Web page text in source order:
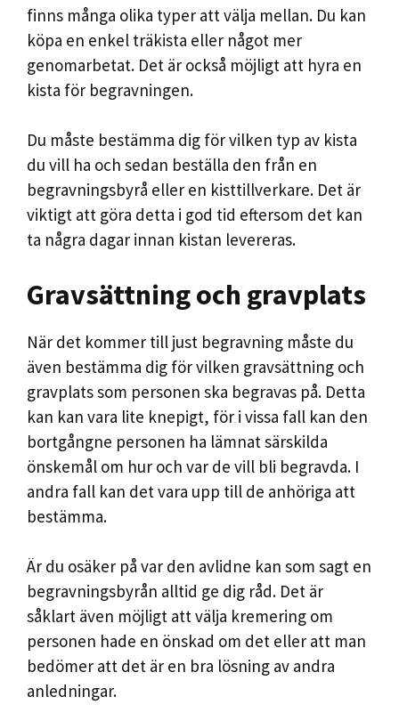
finns många olika typer att välja mellan. Du kan
köpa en enkel träkista eller något mer
genomarbetat. Det är också möjligt att hyra en
kista för begravningen.
Du måste bestämma dig för vilken typ av kista
du vill ha och sedan beställa den från en
begravningsbyrå eller en kisttillverkare. Det är
viktigt att göra detta i god tid eftersom det kan
ta några dagar innan kistan levereras.
Gravsättning och gravplats
När det kommer till just begravning måste du
även bestämma dig för vilken gravsättning och
gravplats som personen ska begravas på. Detta
kan kan vara lite knepigt, för i vissa fall kan den
bortgångne personen ha lämnat särskilda
önskemål om hur och var de vill bli begravda. I
andra fall kan det vara upp till de anhöriga att
bestämma.
Är du osäker på var den avlidne kan som sagt en
begravningsbyrån alltid ge dig råd. Det är
såklart även möjligt att välja kremering om
personen hade en önskad om det eller att man
bedömer att det är en bra lösning av andra
anledningar.